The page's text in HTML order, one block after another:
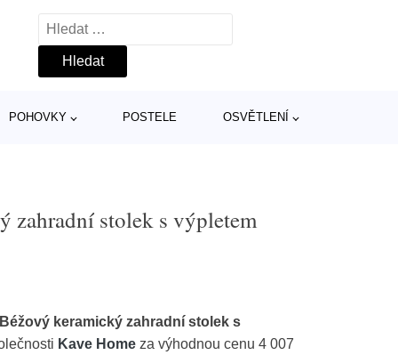
Vyhledávání
POHOVKY POSTELE OSVĚTLENÍ
zahradní stolek s výpletem
keramický zahradní stolek s
Kave Home za výhodnou cenu 4 007